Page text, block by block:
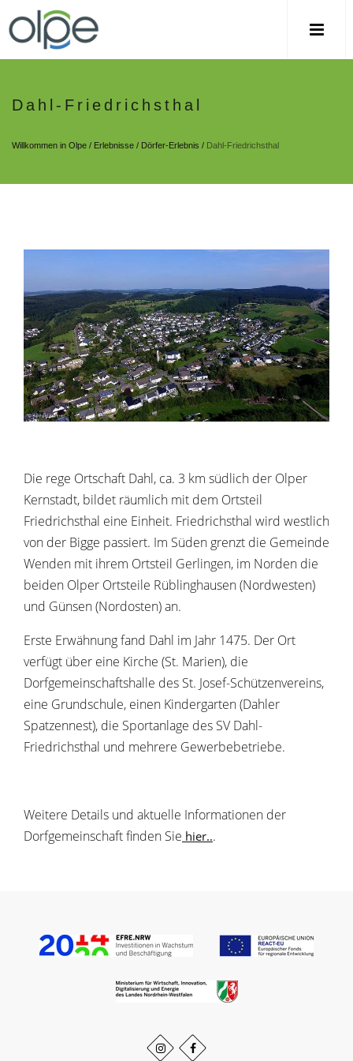
Dahl-Friedrichsthal
Willkommen in Olpe / Erlebnisse / Dörfer-Erlebnis / Dahl-Friedrichsthal
Die rege Ortschaft Dahl, ca. 3 km südlich der Olper
Kernstadt, bildet räumlich mit dem Ortsteil
Friedrichsthal eine Einheit. Friedrichsthal wird westlich
von der Bigge passiert. Im Süden grenzt die Gemeinde
Wenden mit ihrem Ortsteil Gerlingen, im Norden die
beiden Olper Ortsteile Rüblinghausen (Nordwesten)
und Günsen (Nordosten) an.
Erste Erwähnung fand Dahl im Jahr 1475. Der Ort
verfügt über eine Kirche (St. Marien), die
Dorfgemeinschaftshalle des St. Josef-Schützenvereins,
eine Grundschule, einen Kindergarten (Dahler
Spatzennest), die Sportanlage des SV Dahl-
Friedrichsthal und mehrere Gewerbebetriebe.
Weitere Details und aktuelle Informationen der
Dorfgemeinschaft finden Sie hier...